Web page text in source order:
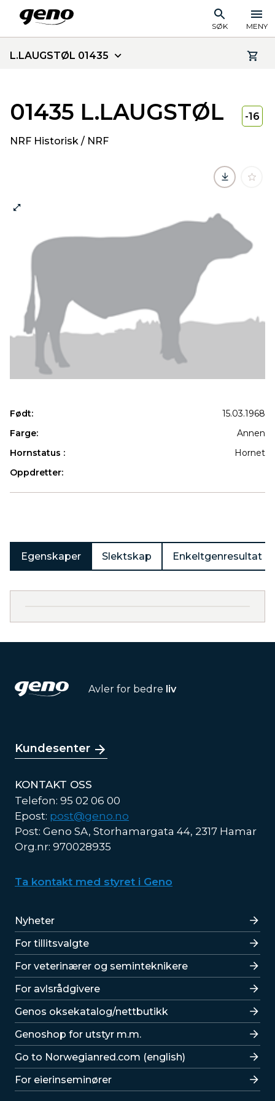
SØK MENY
L.LAUGSTØL 01435
01435 L.LAUGSTØL
NRF Historisk / NRF
-16
Født:
15.03.1968
Farge:
Annen
Hornstatus :
Hornet
Oppdretter:
Egenskaper Slektskap Enkeltgenresultat
Avler for bedre liv
Kundesenter
KONTAKT OSS
Telefon: 95 02 06 00
Epost: post@geno.no
Post: Geno SA, Storhamargata 44, 2317 Hamar
Org.nr: 970028935
Ta kontakt med styret i Geno
Lenker
Nyheter
For tillitsvalgte
For veterinærer og seminteknikere
For avlsrådgivere
Lenker
Genos oksekatalog/nettbutikk
Genoshop for utstyr m.m.
Go to Norwegianred.com (english)
For eierinseminører